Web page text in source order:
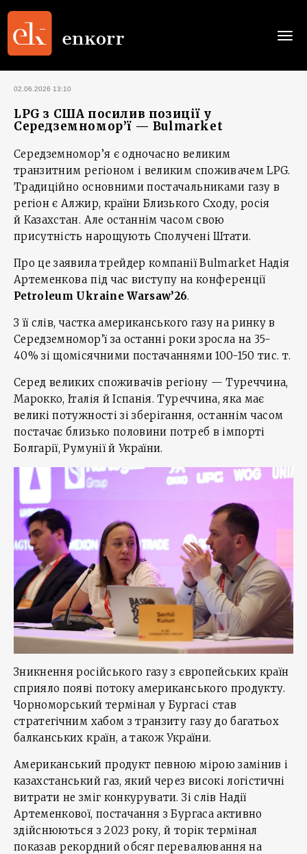
02.06.2026 13:10
LPG з США посилив позиції у
Середземномор’ї — Bulmarket
Середземномор’я є одночасно великим
транзитним регіоном і великим споживачем LPG.
Традиційно основними постачальниками газу в
регіон є Алжир, країни Близького Сходу, росія
й Казахстан. Але останнім часом свою
присутність нарощують Сполучені Штати.
Про це заявила трейдер компанії Bulmarket Надія
Артеменкова під час виступу на конференції
Petroleum Ukraine Warsaw’26.
З її слів, частка американського газу на ринку в
Середземномор’ї за останні роки зросла на 35-
40% зі щомісячними постачаннями 100-150 тис. т.
Серед великих споживачів регіону — Туреччина,
Марокко, Італія й Іспанія. Туреччина, яка має
великі потужності зі зберігання, останнім часом
постачає близько половини потреб в імпорті
Болгарії, Румунії й України.
Зникнення російського газу з європейських країн
сприяло появі потоку американського продукту.
Чорноморський термінал у Бургасі став
стратегічним хабом з транзиту газу до багатьох
балканських країн, а також України.
Американський продукт певною мірою замінив і
казахстанський газ, який через високі логістичні
витрати не зміг конкурувати. Зі слів Надії
Артеменкової, постачання з Бургаса активно
здійснюються з 2023 року, й торік термінал
показав рекордний обсяг перевалювання на